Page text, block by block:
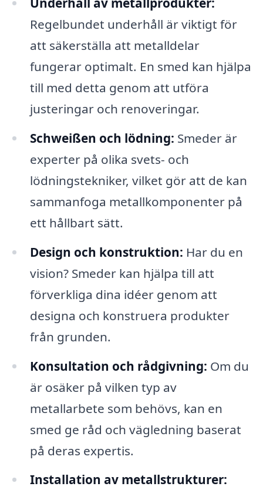
Regelbundet underhåll är viktigt för
att säkerställa att metalldelar
fungerar optimalt. En smed kan hjälpa
till med detta genom att utföra
justeringar och renoveringar.
Schweißen och lödning: Smeder är
experter på olika svets- och
lödningstekniker, vilket gör att de kan
sammanfoga metallkomponenter på
ett hållbart sätt.
Design och konstruktion: Har du en
vision? Smeder kan hjälpa till att
förverkliga dina idéer genom att
designa och konstruera produkter
från grunden.
Konsultation och rådgivning: Om du
är osäker på vilken typ av
metallarbete som behövs, kan en
smed ge råd och vägledning baserat
på deras expertis.
Installation av metallstrukturer: